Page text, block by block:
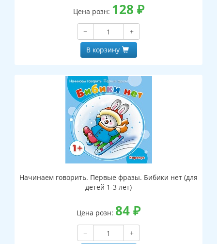
Цена розн: 128 ₽
−
+
В корзину
Начинаем говорить. Первые фразы. Бибики нет (для
детей 1-3 лет)
Цена розн: 84₽
−
+